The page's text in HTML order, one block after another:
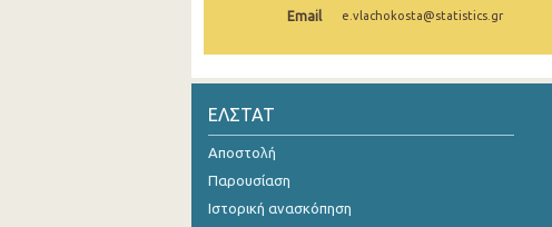
Δεκεμβρίου 2024
Οκτωβρίου 2024
Σεπτεμβρίου 2024
Αυγούστου 2024
Email e.vlachokosta@statistics.gr
ΕΛΣΤΑΤ
Αποστολή
Παρουσίαση
Ιστορική ανασκόπηση